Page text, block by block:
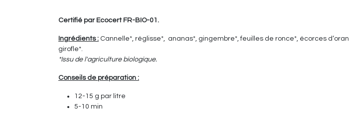
Certifié par Ecocert FR-BIO-01.
Ingrédients : Cannelle*, réglisse*, ananas*, gingembre*, feuilles de ronce*, écorces
girofle*.
*Issu de l'agriculture biologique.
Conseils de préparation :
12-15 g par litre
5-10 min